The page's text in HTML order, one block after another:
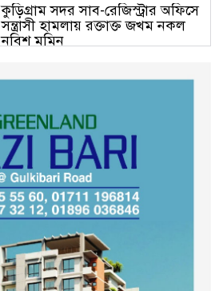
কুড়িগ্রাম সদর সাব-রেজিস্ট্রার অফিসে
সন্ত্রাসী হামলায় রক্তাক্ত জখম নকল
নবিশ মমিন
অনুষ্ঠিত
কুড়িগ্রাম কৃষি বিশ্ববিদ্যালয়ের স্থায়ী
ক্যাম্পাস নির্মাণে ইউজিসির সমন্বয়
সভা অনুষ্ঠিত
শহীদদের অসম্পূর্ণ মিশন সম্পন্ন করে
তবেই আমরা তৃপ্তিভোজন করব-
মুফতি আলী হাসান উসামা